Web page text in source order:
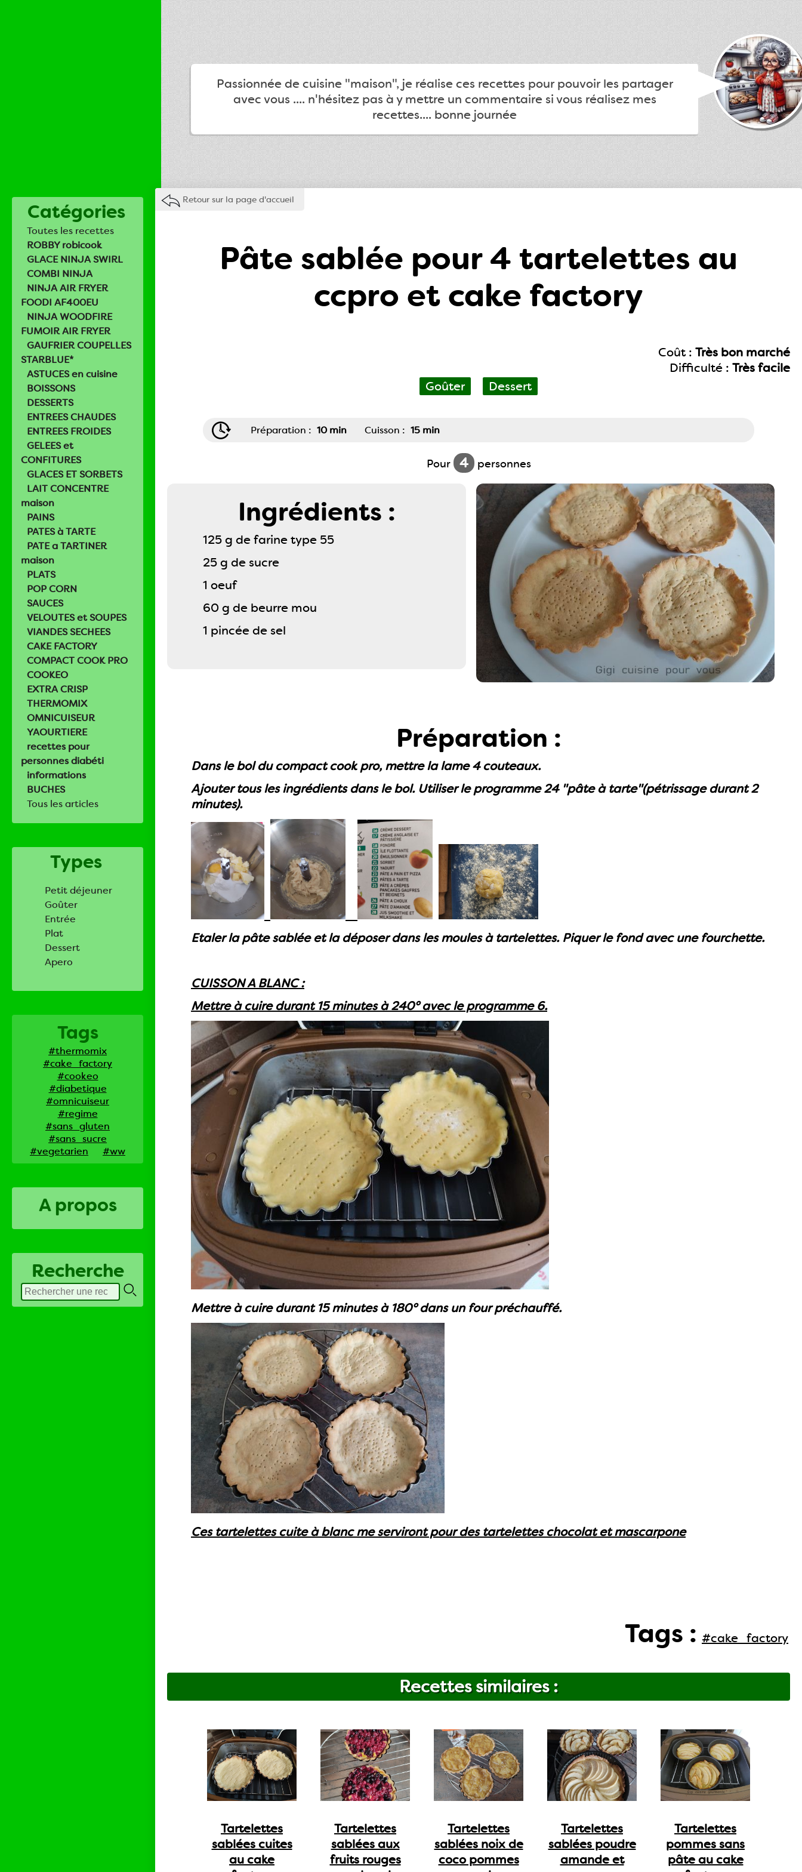
Passionnée de cuisine "maison", je réalise ces recettes pour pouvoir les partager
avec vous .... n'hésitez pas à y mettre un commentaire si vous réalisez mes
recettes.... bonne journée
Catégories
Toutes les recettes
ROBBY robicook
GLACE NINJA SWIRL
COMBI NINJA
NINJA AIR FRYER
FOODI AF400EU
NINJA WOODFIRE
FUMOIR AIR FRYER
GAUFRIER COUPELLES
STARBLUE*
ASTUCES en cuisine
BOISSONS
DESSERTS
ENTREES CHAUDES
ENTREES FROIDES
GELEES et
CONFITURES
GLACES ET SORBETS
LAIT CONCENTRE
maison
PAINS
PATES à TARTE
PATE a TARTINER
maison
PLATS
POP CORN
SAUCES
VELOUTES et SOUPES
VIANDES SECHEES
CAKE FACTORY
COMPACT COOK PRO
COOKEO
EXTRA CRISP
THERMOMIX
OMNICUISEUR
YAOURTIERE
recettes pour
personnes diabéti
informations
BUCHES
Tous les articles
Types
Petit déjeuner
Goûter
Entrée
Plat
Dessert
Apero
Tags
#thermomix
#cake_factory
#cookeo
#diabetique
#omnicuiseur
#regime
#sans_gluten
#sans_sucre
#vegetarien
#ww
A propos
Recherche
Retour sur la page d'accueil
Pâte sablée pour 4 tartelettes au
ccpro et cake factory
Coût : Très bon marché
Difficulté : Très facile
Goûter
Dessert
Préparation : 10 min Cuisson : 15 min
Pour 4 personnes
Ingrédients :
125 g de farine type 55
25 g de sucre
1 oeuf
60 g de beurre mou
1 pincée de sel
Préparation :
Dans le bol du compact cook pro, mettre la lame 4 couteaux.
Ajouter tous les ingrédients dans le bol. Utiliser le programme 24 "pâte à tarte"(pétrissage durant 2
minutes).
Etaler la pâte sablée et la déposer dans les moules à tartelettes. Piquer le fond avec une fourchette.
CUISSON A BLANC :
Mettre à cuire durant 15 minutes à 240° avec le programme 6.
Mettre à cuire durant 15 minutes à 180° dans un four préchauffé.
Ces tartelettes cuite à blanc me serviront pour des tartelettes chocolat et mascarpone
Tags : #cake_factory
Recettes similaires :
Tartelettes
sablées cuites
au cake
Tartelettes
sablées aux
fruits rouges
Tartelettes
sablées noix de
coco pommes
Tartelettes
sablées poudre
amande et
Tartelettes
pommes sans
pâte au cake